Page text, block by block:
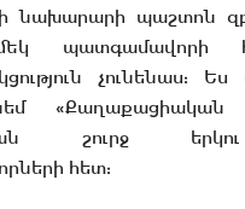
նախարարի պաշտոն
մեկ պատգամավորի
չունենաս:
«Քաղաքացիական
շուրջ
հետ: